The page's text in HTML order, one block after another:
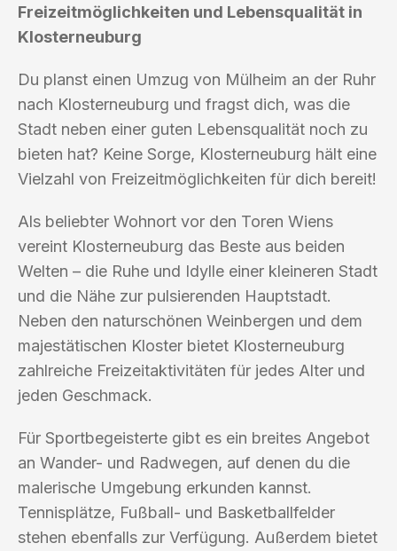
Freizeitmöglichkeiten und Lebensqualität in
Klosterneuburg
Du planst einen Umzug von Mülheim an der Ruhr
nach Klosterneuburg und fragst dich, was die
Stadt neben einer guten Lebensqualität noch zu
bieten hat? Keine Sorge, Klosterneuburg hält eine
Vielzahl von Freizeitmöglichkeiten für dich bereit!
Als beliebter Wohnort vor den Toren Wiens
vereint Klosterneuburg das Beste aus beiden
Welten – die Ruhe und Idylle einer kleineren Stadt
und die Nähe zur pulsierenden Hauptstadt.
Neben den naturschönen Weinbergen und dem
majestätischen Kloster bietet Klosterneuburg
zahlreiche Freizeitaktivitäten für jedes Alter und
jeden Geschmack.
Für Sportbegeisterte gibt es ein breites Angebot
an Wander- und Radwegen, auf denen du die
malerische Umgebung erkunden kannst.
Tennisplätze, Fußball- und Basketballfelder
stehen ebenfalls zur Verfügung. Außerdem bietet